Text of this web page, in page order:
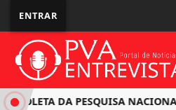
ENTRAR
COLETA DA PESQUISA